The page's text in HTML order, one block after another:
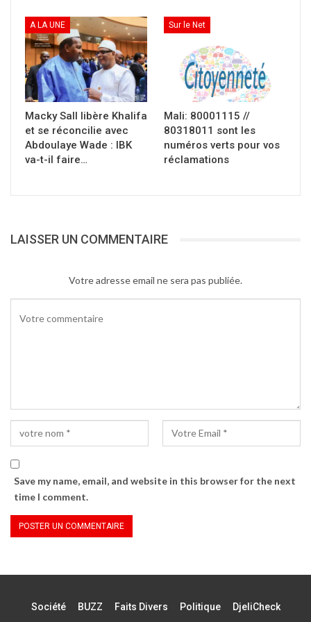
l’actualité au Mali
Partager :
Cliquer
pour
imprimer(ouvre
dans
nouvelle
fenêtre)
A LA UNE
Macky Sall libère Khalifa
et se réconcilie avec
Abdoulaye Wade : IBK
va-t-il faire…
Sur le Net
Mali: 80001115 //
80318011 sont les
numéros verts pour vos
réclamations
LAISSER UN COMMENTAIRE
Votre adresse email ne sera pas publiée.
Save my name, email, and website in this browser for the next
time I comment.
Société BUZZ Faits Divers Politique DjeliCheck